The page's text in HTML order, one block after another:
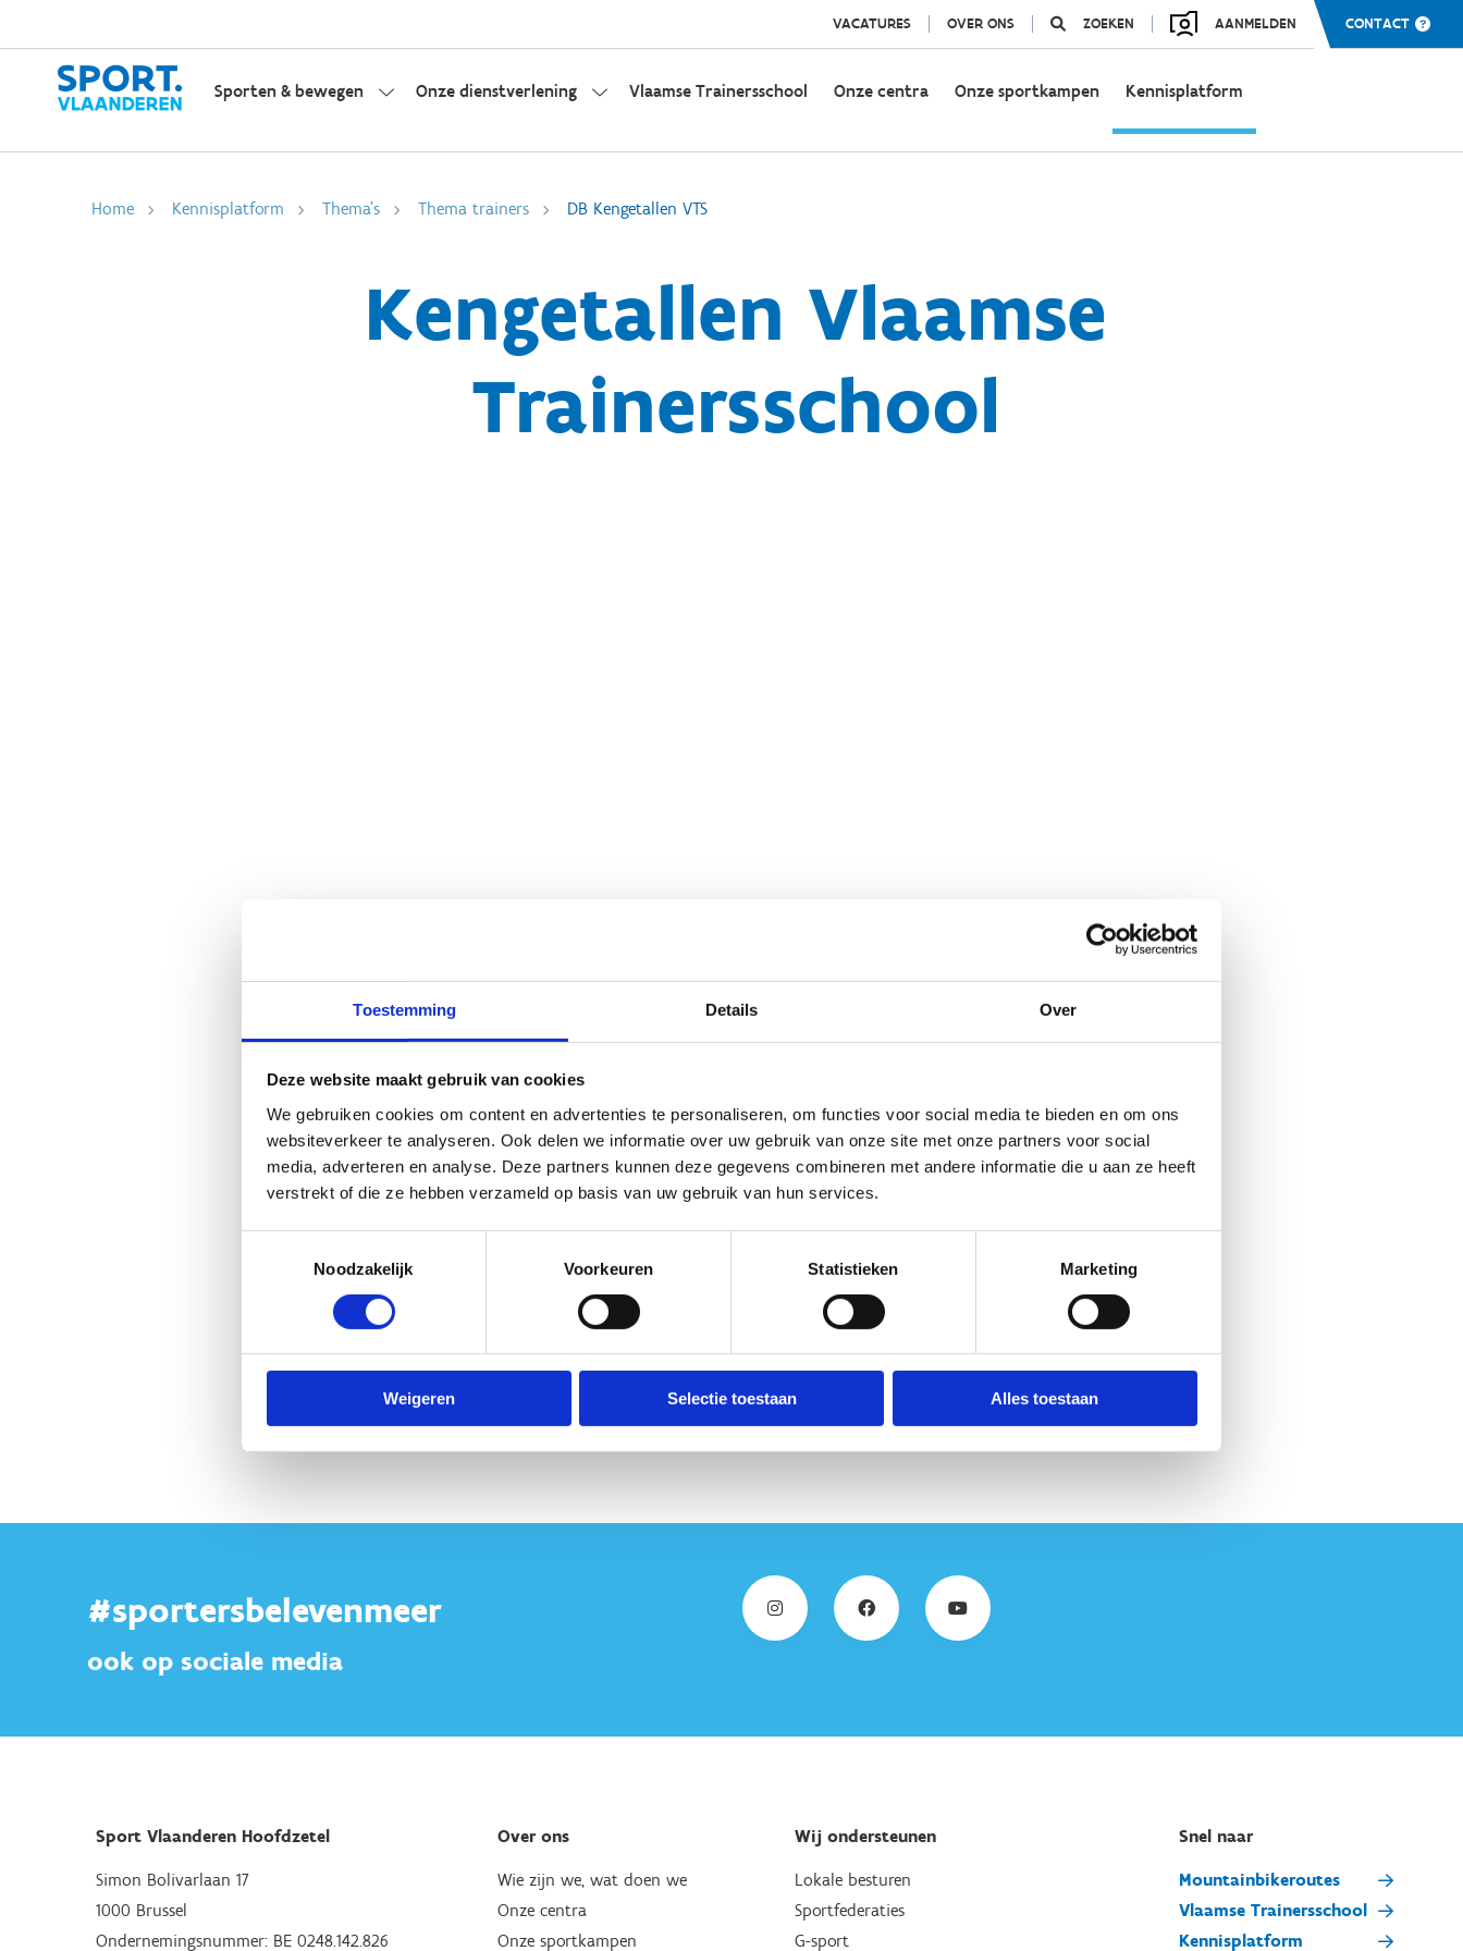
Toestemming Details Over
Deze website maakt gebruik van cookies
We gebruiken cookies om content en advertenties te personaliseren, om functies voor social media te bieden en om ons
websiteverkeer te analyseren. Ook delen we informatie over uw gebruik van onze site met onze partners voor social
media, adverteren en analyse. Deze partners kunnen deze gegevens combineren met andere informatie die u aan ze heeft
verstrekt of die ze hebben verzameld op basis van uw gebruik van hun services.
Noodzakelijk
Voorkeuren Statistieken Marketing
Weigeren Selectie toestaan Alles toestaan
VACATURES OVER ONS ZOEKEN AANMELDEN CONTACT
Sporten & bewegen Onze dienstverlening Vlaamse Trainersschool Onze centra Onze sportkampen Kennisplatform
Home Kennisplatform Thema's Thema trainers DB Kengetallen VTS
Kengetallen Vlaamse
Trainersschool
#sportersbelevenmeer
ook op sociale media
Sport Vlaanderen Hoofdzetel
Simon Bolivarlaan 17
1000 Brussel
Ondernemingsnummer: BE 0248.142.826
Over ons
Wie zijn we, wat doen we
Onze centra
Onze sportkampen
Wij ondersteunen
Lokale besturen
Sportfederaties
G-sport
Snel naar
Mountainbikeroutes
Vlaamse Trainersschool
Kennisplatform